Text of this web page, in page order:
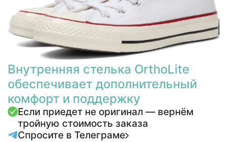
Внутренняя стелька OrthoLite
обеспечивает дополнительный
комфорт и поддержку
Если приедет не оригинал — вернём
тройную стоимость заказа
Спросите в Телеграме